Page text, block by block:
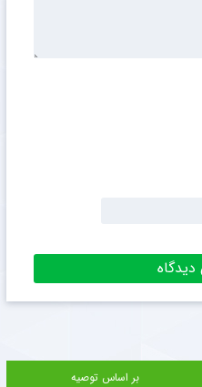
بر اساس توصیه